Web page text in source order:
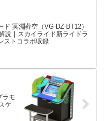
ド 冥淵葬空（VG-DZ-BT12）
説｜スカイライド新ライドラ
ストコラボ収録
ラモ
ケ